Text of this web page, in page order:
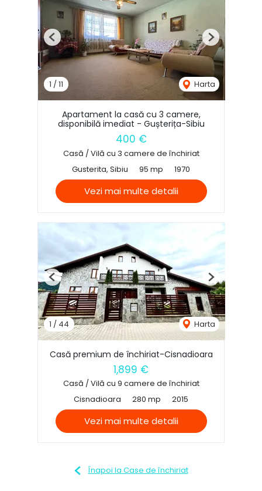
1 /11 Harta
Previous Next
Apartament la casă cu 3 camere,
disponibilă imediat - Gușterița-Sibiu
400 €
Casă / Vilă cu 3 camere de închiriat
Gusterita, Sibiu
95 mp 1970
Vezi mai multe detalii
1 / 44 Harta
Previous Next
Casă premium de închiriat-Cisnadioara
1,899 €
Casă / Vilă cu 9 camere de închiriat
Cisnadioara
280 mp 2015
Vezi mai multe detalii
Înapoi la Case de închiriat